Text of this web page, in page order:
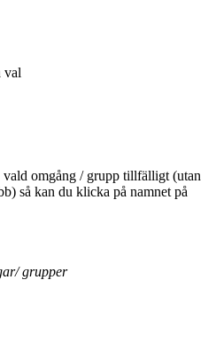
val
omgång / grupp tillfälligt (utan
så kan du klicka på namnet på
grupper